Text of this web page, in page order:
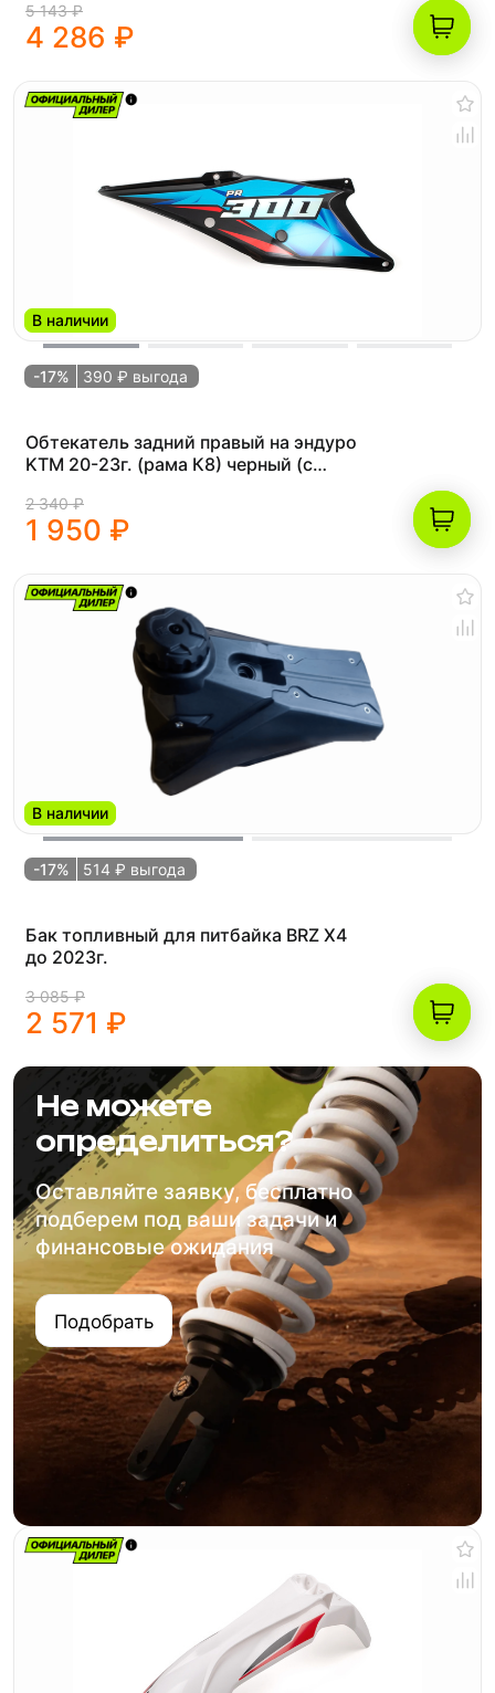
5 143 ₽
4 286 ₽
В наличии
-17% 390 ₽ выгода
Обтекатель задний правый на эндуро
KTM 20-23г. (рама К8) черный (с
2 340 ₽
1 950 ₽
В наличии
-17% 514 ₽ выгода
Бак топливный для питбайка BRZ X4
до 2023г.
3 085 ₽
2 571 ₽
Не можете
определиться?
Оставляйте заявку, бесплатно
подберем под ваши задачи и
финансовые ожидания
Подобрать